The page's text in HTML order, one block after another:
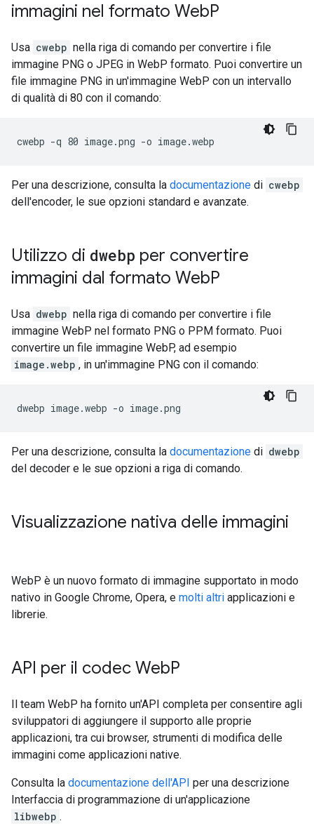
immagini nel formato WebP
Usa cwebp nella riga di comando per convertire i file
immagine PNG o JPEG in WebP formato. Puoi convertire un
file immagine PNG in un'immagine WebP con un intervallo
di qualità di 80 con il comando:
Per una descrizione, consulta la documentazione di cwebp
dell'encoder, le sue opzioni standard e avanzate.
Utilizzo di dwebp per convertire
immagini dal formato WebP
Usa dwebp nella riga di comando per convertire i file
immagine WebP nel formato PNG o PPM formato. Puoi
convertire un file immagine WebP, ad esempio
image.webp , in un'immagine PNG con il comando:
Per una descrizione, consulta la documentazione di dwebp
del decoder e le sue opzioni a riga di comando.
Visualizzazione nativa delle immagini
WebP è un nuovo formato di immagine supportato in modo
nativo in Google Chrome, Opera, e molti altri applicazioni e
librerie.
API per il codec WebP
Il team WebP ha fornito un'API completa per consentire agli
sviluppatori di aggiungere il supporto alle proprie
applicazioni, tra cui browser, strumenti di modifica delle
immagini come applicazioni native.
Consulta la documentazione dell'API per una descrizione
Interfaccia di programmazione di un'applicazione
libwebp .